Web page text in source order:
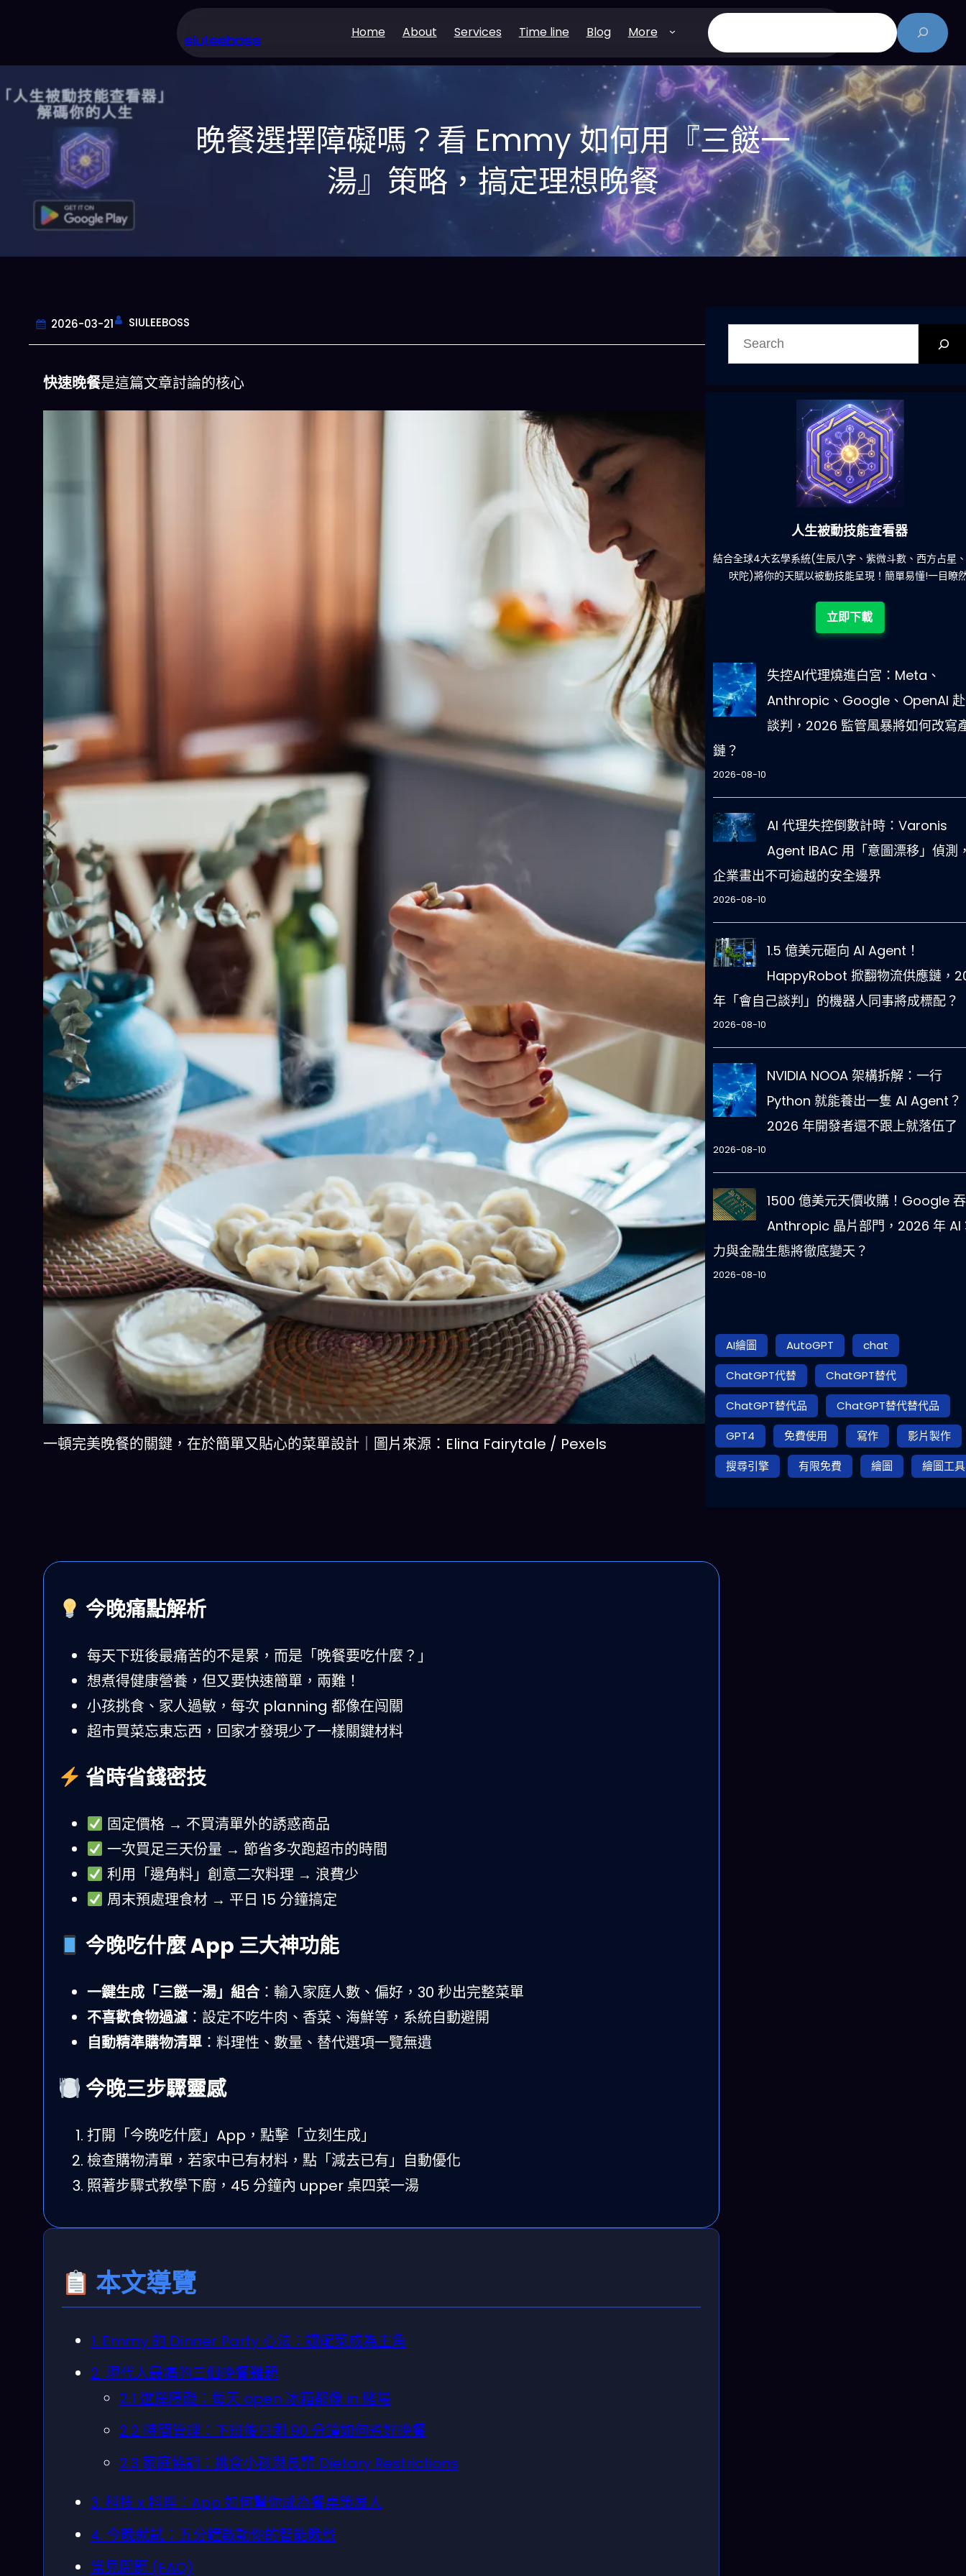
主
要
siuleeboss Home About Services Time line Blog More
搜
尋
晚餐選擇障礙嗎？看 Emmy 如何用『三餸一
湯』策略，搞定理想晚餐
2026-03-21 SIULEEBOSS
快速晚餐是這篇文章討論的核心
一頓完美晚餐的關鍵，在於簡單又貼心的菜單設計｜圖片來源：Elina Fairytale / Pexels
今晚痛點解析
每天下班後最痛苦的不是累，而是「晚餐要吃什麼？」
想煮得健康營養，但又要快速簡單，兩難！
小孩挑食、家人過敏，每次 planning 都像在闯關
超市買菜忘東忘西，回家才發現少了一樣關鍵材料
省時省錢密技
固定價格 → 不買清單外的誘惑商品
一次買足三天份量 → 節省多次跑超市的時間
利用「邊角料」創意二次料理 → 浪費少
周末預處理食材 → 平日 15 分鐘搞定
今晚吃什麼 App 三大神功能
一鍵生成「三餸一湯」組合：輸入家庭人數、偏好，30 秒出完整菜單
不喜歡食物過濾 ：設定不吃牛肉、香菜、海鮮等，系統自動避開
自動精準購物清單 ：料理性、數量、替代選項一覽無遺
今晚三步驟靈感
打開「今晚吃什麼」App，點擊「立刻生成」
檢查購物清單，若家中已有材料，點「減去已有」自動優化
照著步驟式教學下廚，45 分鐘內 upper 桌四菜一湯
本文導覽
1. Emmy 的 Dinner Party 心法：讓配菜成為主角
2. 現代人最痛的三個晚餐難題
2.1 選擇障礙：每天 open 冰箱都像 in 賭場
2.2 時間管理：下班後只剩 90 分鐘如何煮好晚餐
2.3 家庭協調：挑食小孩與長輩 Dietary Restrictions
3. 科技 x 料理：App 如何幫你成為餐桌策展人
4. 今晚就試：五分鐘啟動你的智能晚餐
常見問題 (FAQ)
人生被動技能查看器
結合全球4大玄學系統(生辰八字、紫微斗數、西方占星、印度
吠陀)將你的天賦以被動技能呈現！簡單易懂!一目瞭然!
立即下載
六合彩發達神器
減少超過500萬個低概率中獎組合
失控AI代理燒進白宮：Meta、
Anthropic、Google、OpenAI
談判，2026 監管風暴將如何改寫
鏈？
2026-08-10
AI 代理失控倒數計時：Varonis
Agent IBAC 用「意圖漂移」偵測
企業畫出不可逾越的安全邊界
2026-08-10
1.5 億美元砸向 AI Agent！
HappyRobot 掀翻物流供應鏈，
年「會自己談判」的機器人同事將成標配？
2026-08-10
NVIDIA NOOA 架構拆解：一行
Python 就能養出一隻 AI Agent？
2026 年開發者還不跟上就落伍了
2026-08-10
1500 億美元天價收購！Google
Anthropic 晶片部門，2026 年 AI
力與金融生態將徹底變天？
2026-08-10
AI繪圖 AutoGPT
chat
ChatGPT代替
ChatGPT替代
ChatGPT替代品
ChatGPT替代替代品
GPT4
免費使用 寫作
影片製作
搜尋引擎
有限免費 繪圖 繪圖工具